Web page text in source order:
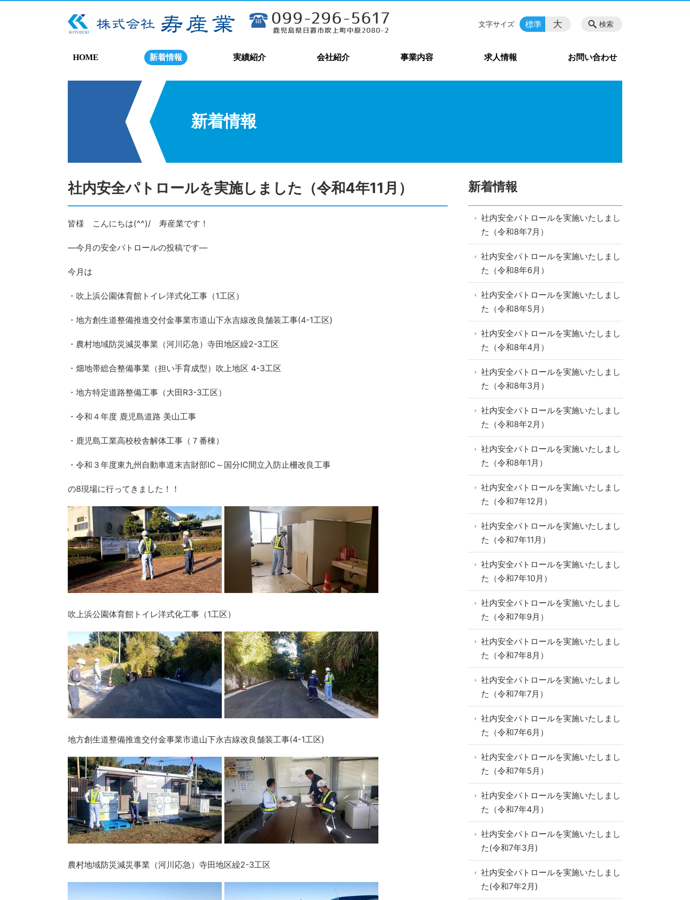
HOME 新着情報 実績紹介 会社紹介 事業内容 求人情報 お問い合わせ
検索
文字サイズ 標準 大
新着情報
社内安全パトロールを実施しました（令和4年11月）
皆様 こんにちは(^^)/ 寿産業です！
―今月の安全パトロールの投稿です―
今月は
・吹上浜公園体育館トイレ洋式化工事（1工区）
・地方創生道整備推進交付金事業市道山下永吉線改良舗装工事(4-1工区)
・農村地域防災減災事業（河川応急）寺田地区繰2-3工区
・畑地帯総合整備事業（担い手育成型）吹上地区 4-3工区
・地方特定道路整備工事（大田R3-3工区）
・令和４年度 鹿児島道路 美山工事
・鹿児島工業高校校舎解体工事（７番棟）
・令和３年度東九州自動車道末吉財部IC～国分IC間立入防止柵改良工事
の8現場に行ってきました！！
吹上浜公園体育館トイレ洋式化工事（1工区）
地方創生道整備推進交付金事業市道山下永吉線改良舗装工事(4-1工区)
農村地域防災減災事業（河川応急）寺田地区繰2-3工区
新着情報
社内安全パトロールを実施いたしまし
た（令和8年7月）
社内安全パトロールを実施いたしまし
た（令和8年6月）
社内安全パトロールを実施いたしまし
た（令和8年5月）
社内安全パトロールを実施いたしまし
た（令和8年4月）
社内安全パトロールを実施いたしまし
た（令和8年3月）
社内安全パトロールを実施いたしまし
た（令和8年2月）
社内安全パトロールを実施いたしまし
た（令和8年1月）
社内安全パトロールを実施いたしまし
た（令和7年12月）
社内安全パトロールを実施いたしまし
た（令和7年11月）
社内安全パトロールを実施いたしまし
た（令和7年10月）
社内安全パトロールを実施いたしまし
た（令和7年9月）
社内安全パトロールを実施いたしまし
た（令和7年8月）
社内安全パトロールを実施いたしまし
た（令和7年7月）
社内安全パトロールを実施いたしまし
た（令和7年6月）
社内安全パトロールを実施いたしまし
た（令和7年5月）
社内安全パトロールを実施いたしまし
た（令和7年4月）
社内安全パトロールを実施いたしまし
た(令和7年3月)
社内安全パトロールを実施いたしまし
た(令和7年2月)